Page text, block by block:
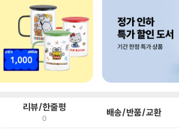
리뷰/한줄평
0 배송/반품/교환